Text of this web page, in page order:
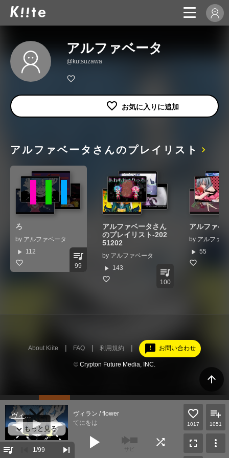
アルファベータ
@kutsuzawa
アルファベータさんのプレイリスト
ろ
by アルファベータ
play_arrow 112 queue_music
99
アルファベータさん
のプレイリスト-202
51202
by アルファベータ
play_arrow 143 queue_music
100
アルファベ
by アルファ
play_arrow 55
arrow_upward
About Kiite FAQ 利用規約 feedback お問い合わせ
© Crypton Future Media, INC.
queue_music 1 /99 skip_next
ヴィラン / flower
てにをは
play_arrow サビ
shuffle
1017 1051
fullscreen more_vert